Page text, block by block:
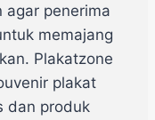
agar penerima
memajang
Plakatzone
plakat
dan produk